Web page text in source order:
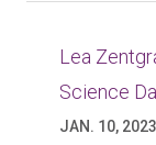
Lea
Science
JAN. 10, 2023